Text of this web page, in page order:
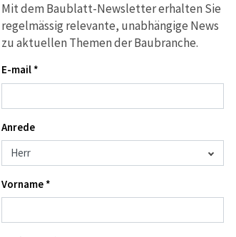
Mit dem Baublatt-Newsletter erhalten Sie
regelmässig relevante, unabhängige News
zu aktuellen Themen der Baubranche.
E-mail *
Anrede
Vorname *